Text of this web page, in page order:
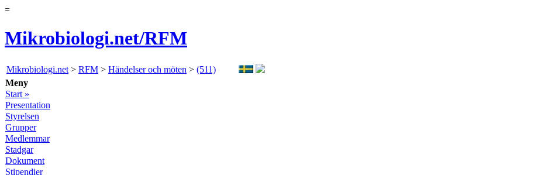
=
Mikrobiologi.net/RFM
Mikrobiologi.net > RFM > Händelser och möten > (511)
Meny
Start »
Presentation
Styrelsen
Grupper
Medlemmar
Stadgar
Dokument
Stipendier